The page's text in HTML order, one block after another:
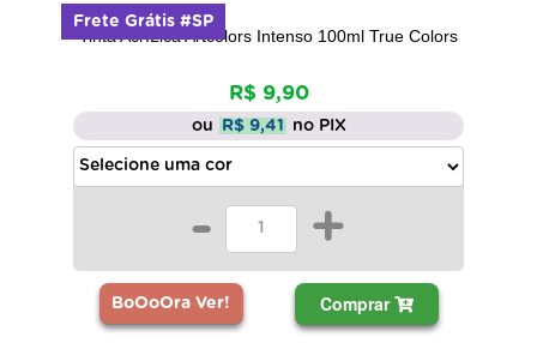
Tinta AcrÍLica Artcolors Intenso 100ml True Colors
R$ 9,90
ou R$ 9,41 no PIX
- +
BoOoOra Ver! Comprar
Frete Grátis #SP